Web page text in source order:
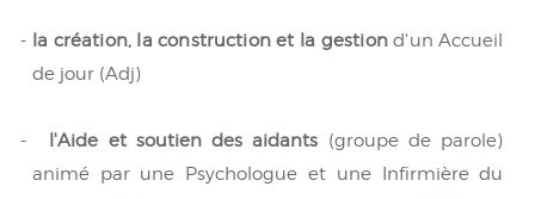
- la création, la construction et la gestiond'unAccueil
de jour (Adj)
- l'Aide et soutien des aidants (groupe de parole)
animé par une Psychologue et une Infirmière du